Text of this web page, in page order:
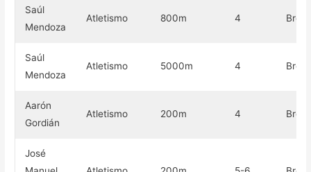
Saúl
Mendoza
Atletismo 800m 4
Saúl
Mendoza
Atletismo 5000m 4
Aarón
Gordián
Atletismo 200m 4
José